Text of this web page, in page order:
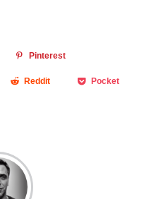
Pinterest
Reddit Pocket